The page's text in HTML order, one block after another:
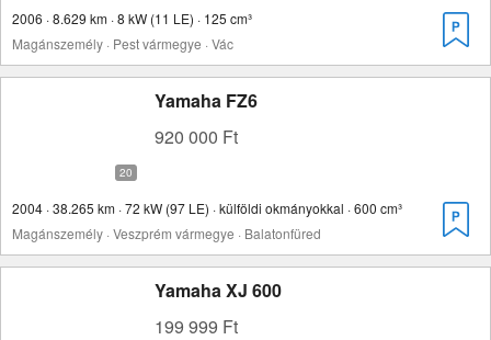
2006 · 8.629 km · 8 kW (11 LE) · 125 cm³
Magánszemély · Pest vármegye · Vác
Yamaha FZ6
920 000 Ft
2004 · 38.265 km · 72 kW (97 LE) · külföldi okmányokkal · 600 cm³
Magánszemély · Veszprém vármegye · Balatonfüred
Yamaha XJ 600
199 999 Ft